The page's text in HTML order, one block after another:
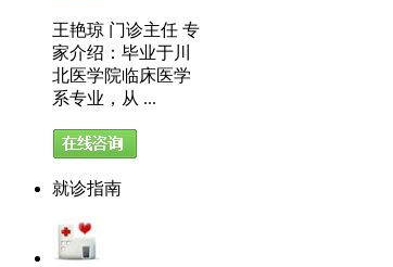
王艳琼 门诊主任 专
家介绍：毕业于川
北医学院临床医学
系专业，从 ...
就诊指南